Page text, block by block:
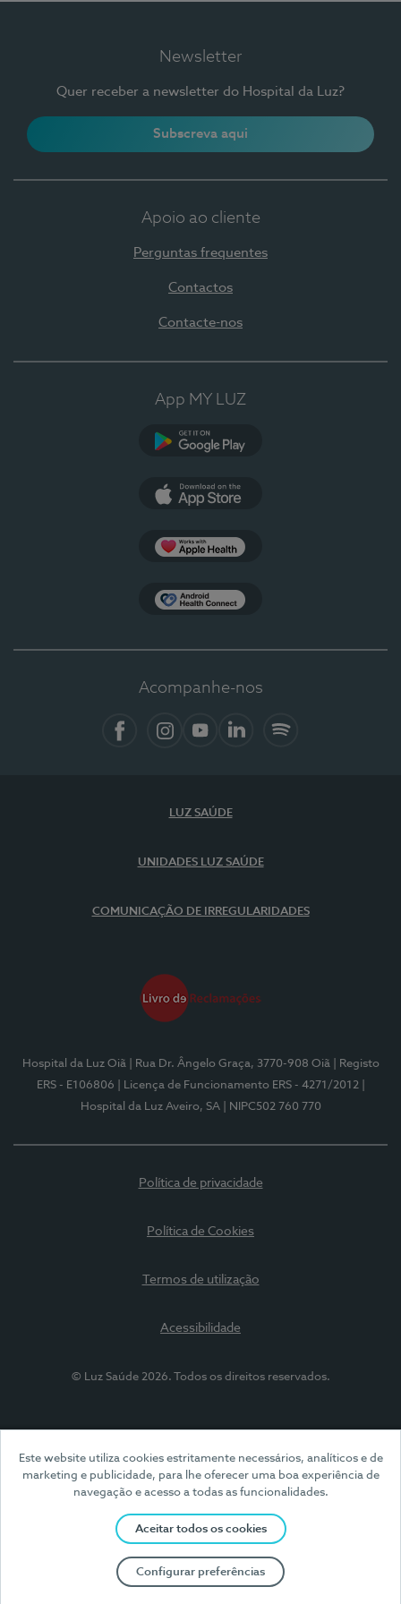
Este website utiliza cookies estritamente necessários, analíticos e de
marketing e publicidade, para lhe oferecer uma boa experiência de
navegação e acesso a todas as funcionalidades.
Aceitar todos os cookies
Configurar preferências
Newsletter
Quer receber a newsletter do Hospital da Luz?
Subscreva aqui
Apoio ao cliente
Perguntas frequentes
Contactos
Contacte-nos
App MY LUZ
Acompanhe-nos
LUZ SAÚDE
UNIDADES LUZ SAÚDE
COMUNICAÇÃO DE IRREGULARIDADES
Hospital da Luz Oiã | Rua Dr. Ângelo Graça, 3770-908 Oiã
| Registo
ERS - E106806
| Licença de Funcionamento ERS - 4271/2012
Hospital da Luz Aveiro, SA
| NIPC502 760 770
Política de privacidade
Política de Cookies
Termos de utilização
Acessibilidade
© Luz Saúde 2026. Todos os direitos reservados.